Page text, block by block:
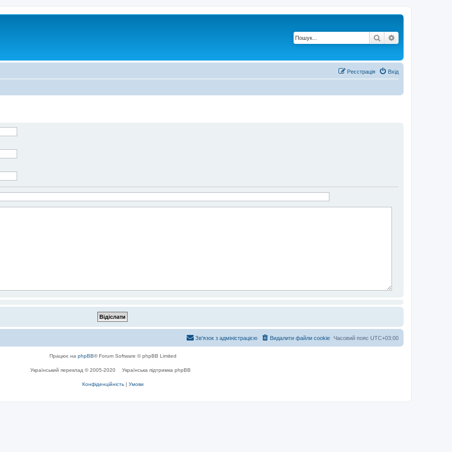
Пошук
Вхід
Реєстрація
Часовий пояс UTC+03:00
Видалити файли cookie
Зв'язок з адміністрацією
Працює на phpBB® Forum Software © phpBB Limited
Український переклад © 2005-2020 Українська підтримка phpBB
Конфіденційність | Умови